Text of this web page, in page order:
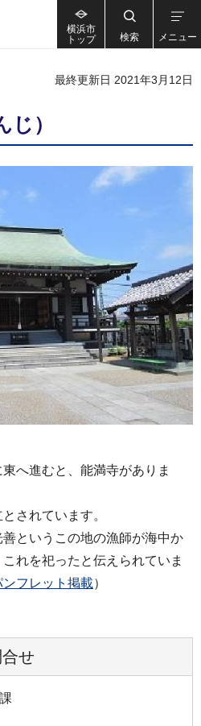
横浜市
トップ
検索 メニュー
最終更新日 2021年3月12日
）
へ進むと、能満寺がありま
されています。
というこの地の漁師が海中か
れを祀ったと伝えられていま
フレット掲載）
せ